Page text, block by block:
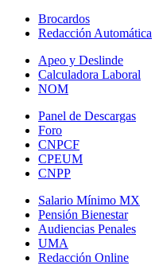
Brocardos
Redacción Automática
Apeo y Deslinde
Calculadora Laboral
NOM
Panel de Descargas
Foro
CNPCF
CPEUM
CNPP
Salario Mínimo MX
Pensión Bienestar
Audiencias Penales
UMA
Redacción Online